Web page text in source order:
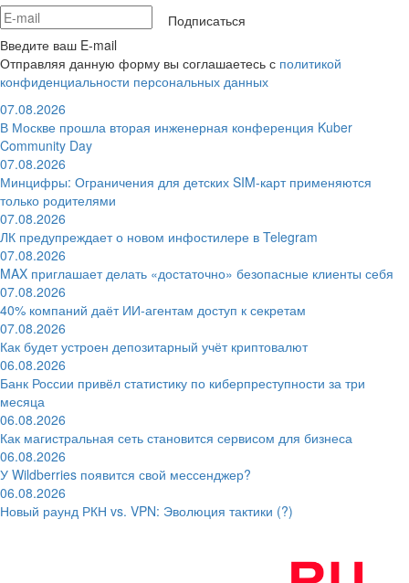
Подписаться
Введите ваш E-mail
Отправляя данную форму вы соглашаетесь с политикой
конфиденциальности персональных данных
07.08.2026
В Москве прошла вторая инженерная конференция Kuber
Community Day
07.08.2026
Минцифры: Ограничения для детских SIM-карт применяются
только родителями
07.08.2026
ЛК предупреждает о новом инфостилере в Telegram
07.08.2026
MAX приглашает делать «достаточно» безопасные клиенты себя
07.08.2026
40% компаний даёт ИИ‑агентам доступ к секретам
07.08.2026
Как будет устроен депозитарный учёт криптовалют
06.08.2026
Банк России привёл статистику по киберпреступности за три
месяца
06.08.2026
Как магистральная сеть становится сервисом для бизнеса
06.08.2026
У Wildberries появится свой мессенджер?
06.08.2026
Новый раунд РКН vs. VPN: Эволюция тактики (?)